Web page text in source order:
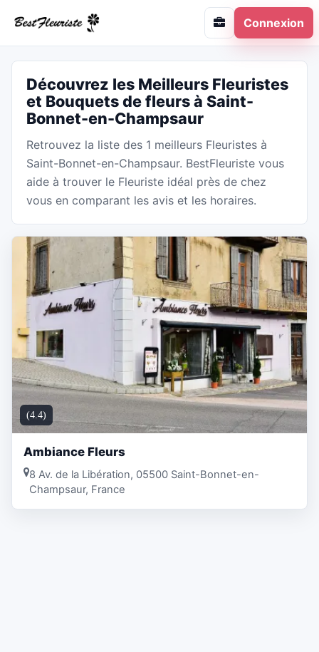
Connexion
Découvrez les Meilleurs Fleuristes
et Bouquets de fleurs à Saint-
Bonnet-en-Champsaur
Retrouvez la liste des 1 meilleurs Fleuristes à
Saint-Bonnet-en-Champsaur. BestFleuriste vous
aide à trouver le Fleuriste idéal près de chez
vous en comparant les avis et les horaires.
(4.4)
Ambiance Fleurs
8 Av. de la Libération, 05500 Saint-Bonnet-en-
Champsaur, France